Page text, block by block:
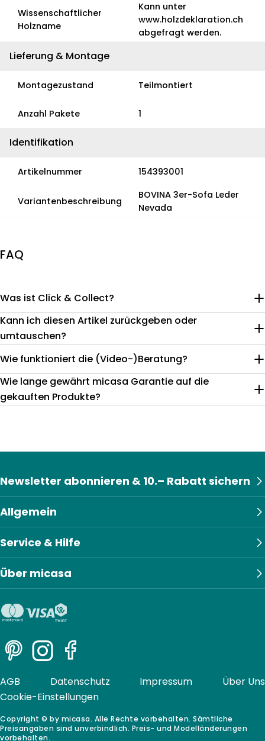
Wissenschaftlicher
Holzname
Kann unter
www.holzdeklaration.ch
abgefragt werden.
Lieferung & Montage
Montagezustand Teilmontiert
Anzahl Pakete 1
Identifikation
Artikelnummer 154393001
Variantenbeschreibung
BOVINA 3er-Sofa Leder
Nevada
FAQ
Was ist Click & Collect?
Kann ich diesen Artikel zurückgeben oder
umtauschen?
Wie funktioniert die (Video-)Beratung?
Wie lange gewährt micasa Garantie auf die
gekauften Produkte?
Allgemein
Service & Hilfe
Über micasa
Newsletter abonnieren & 10.– Rabatt sichern
PinterestInstagramFacebook
Copyright © by micasa. Alle Rechte vorbehalten. Sämtliche
Preisangaben sind unverbindlich. Preis- und Modelländerungen
vorbehalten.
AGB Datenschutz Impressum
Über Uns
Cookie-Einstellungen